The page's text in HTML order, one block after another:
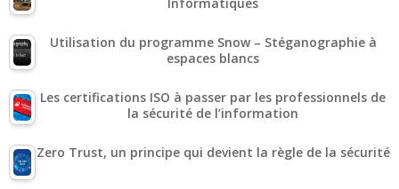
Utilisation du programme Snow – Stéganographie à
espaces blancs
Les certifications ISO à passer par les professionnels de
la sécurité de l’information
Zero Trust, un principe qui devient la règle de la sécurité